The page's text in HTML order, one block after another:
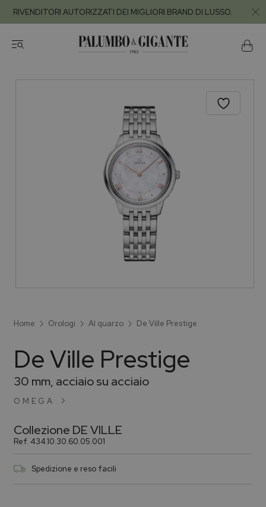
RIVENDITORI AUTORIZZATI DEI MIGLIORI BRAND DI LUSSO.
Home Orologi Al quarzo De Ville Prestige
OMEGA
De Ville Prestige
30 mm, acciaio su acciaio
Collezione DE VILLE
Ref. 434.10.30.60.05.001
Spedizione e reso facili